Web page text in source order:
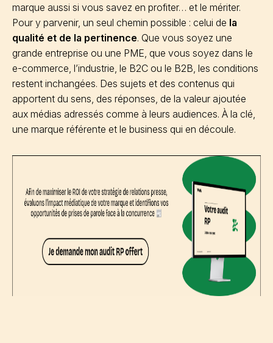
marque aussi si vous savez en profiter… et le mériter.
Pour y parvenir, un seul chemin possible : celui de la
qualité et de la pertinence. Que vous soyez une
grande entreprise ou une PME, que vous soyez dans le
e-commerce, l’industrie, le B2C ou le B2B, les conditions
restent inchangées. Des sujets et des contenus qui
apportent du sens, des réponses, de la valeur ajoutée
aux médias adressés comme à leurs audiences. À la clé,
une marque référente et le business qui en découle.